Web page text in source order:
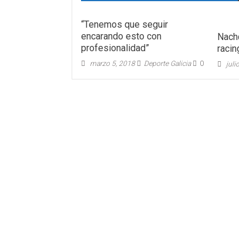
“Tenemos que seguir
encarando esto con
profesionalidad”
marzo 5, 2018 Deporte Galicia 0